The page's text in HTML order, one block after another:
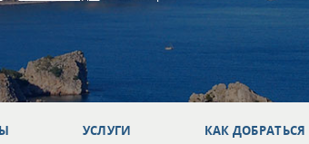
УСЛУГИ КАК ДОБРАТЬСЯ